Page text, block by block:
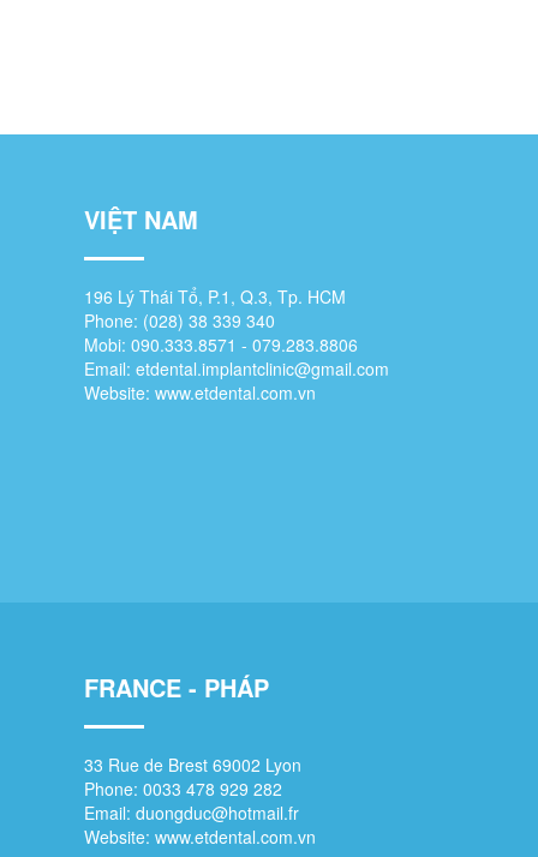
VIỆT NAM
196 Lý Thái Tổ, P.1, Q.3, Tp. HCM
Phone: (028) 38 339 340
Mobi: 090.333.8571 - 079.283.8806
Email: etdental.implantclinic@gmail.com
Website: www.etdental.com.vn
FRANCE - PHÁP
33 Rue de Brest 69002 Lyon
Phone: 0033 478 929 282
Email: duongduc@hotmail.fr
Website: www.etdental.com.vn